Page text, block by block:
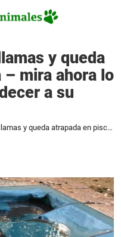
y queda
– mira ahora lo
a su
Yegua huye de las llamas y queda atrapada en piscina – mira ahora lo que hace para agradecer a su salvador